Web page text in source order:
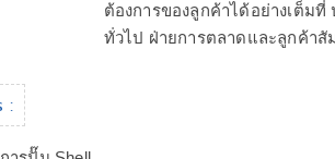
ต้องการของลูกค้าได้อย่างเต็ม
ทั่วไป ฝ่ายการตลาดและลูกค้า
: